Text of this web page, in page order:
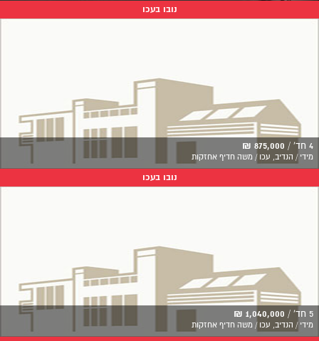
נובו בעכו
4 חד' / 875,000 ₪
מידי / הנדיב, עכו / משה חדיף אחזקות
נובו בעכו
5 חד' / 1,040,000 ₪
מידי / הנדיב, עכו / משה חדיף אחזקות